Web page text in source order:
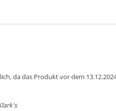
da das Produkt vor dem